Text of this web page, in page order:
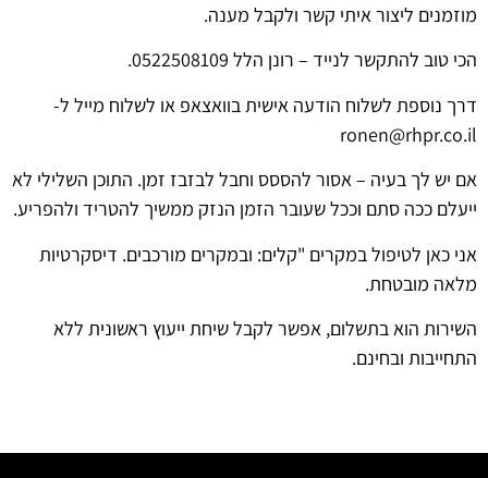
מוזמנים ליצור איתי קשר ולקבל מענה.
הכי טוב להתקשר לנייד – רונן הלל 0522508109.
דרך נוספת לשלוח הודעה אישית בוואצאפ או לשלוח מייל ל-
ronen@rhpr.co.il
אם יש לך בעיה – אסור להססס וחבל לבזבז זמן. התוכן השלילי לא
ייעלם ככה סתם וככל שעובר הזמן הנזק ממשיך להטריד ולהפריע.
אני כאן לטיפול במקרים "קלים: ובמקרים מורכבים. דיסקרטיות
מלאה מובטחת.
השירות הוא בתשלום, אפשר לקבל שיחת ייעוץ ראשונית ללא
התחייבות ובחינם.